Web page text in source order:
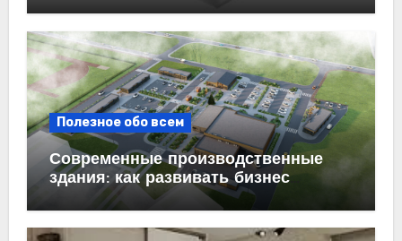
Полезное обо всем
Современные производственные
здания: как развивать бизнес
эффективно